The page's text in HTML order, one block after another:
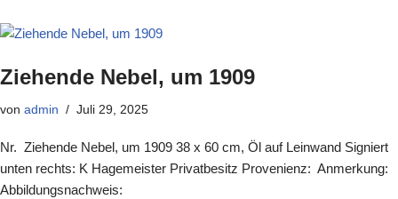
Ziehende Nebel, um 1909
von admin Juli 29, 2025
Nr. Ziehende Nebel, um 1909 38 x 60 cm, Öl auf Leinwand Signiert
unten rechts: K Hagemeister Privatbesitz Provenienz: Anmerkung:
Abbildungsnachweis: